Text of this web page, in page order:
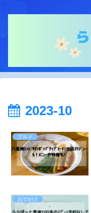
2023-10
グルメ
おでかけ